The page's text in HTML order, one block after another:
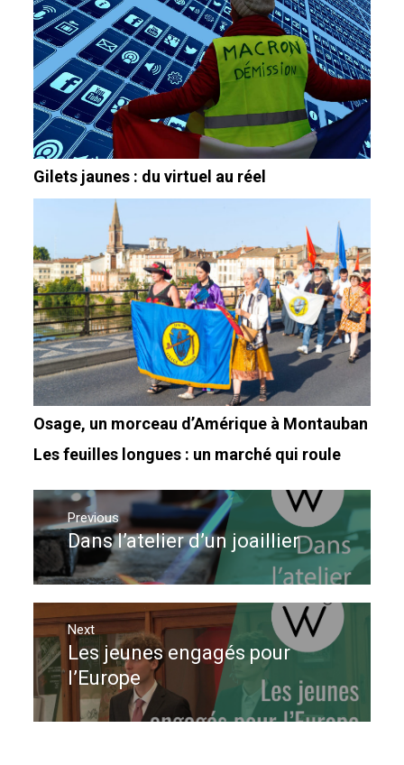
Gilets jaunes : du virtuel au réel
Osage, un morceau d’Amérique à Montauban
Les feuilles longues : un marché qui roule
Navigation
de
l’article
Previous
Previous
post:
Dans l’atelier d’un joaillier
Next
Next
post:
Les jeunes engagés pour
l’Europe